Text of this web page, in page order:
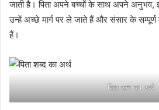
जाती है। पिता अपने बच्चों के साथ अपने अनुभव,
उन्हें अच्छे मार्ग पर ले जाते हैं और संसार के सम्पूर्ण
हैं।
पिता शब्द का अर्थ